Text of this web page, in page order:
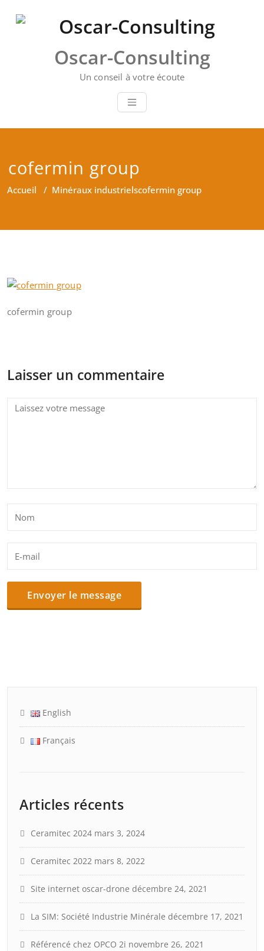
Oscar-Consulting
Un conseil à votre écoute
cofermin group
Accueil / Minéraux industrielscofermin group
cofermin group
Laisser un commentaire
English
Français
Articles récents
Ceramitec 2024 mars 3, 2024
Ceramitec 2022 mars 8, 2022
Site internet oscar-drone décembre 24, 2021
La SIM: Société Industrie Minérale décembre 17, 2021
Référencé chez OPCO 2i novembre 26, 2021